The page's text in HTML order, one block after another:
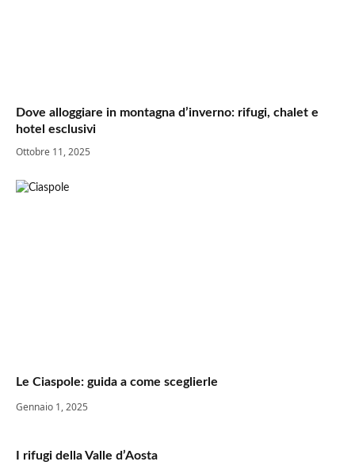
Dove alloggiare in montagna d’inverno: rifugi, chalet e
hotel esclusivi
Ottobre 11, 2025
Le Ciaspole: guida a come sceglierle
Gennaio 1, 2025
I rifugi della Valle d’Aosta